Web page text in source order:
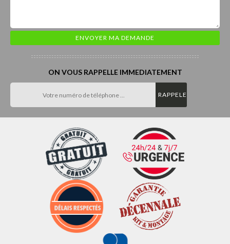
ON VOUS RAPPELLE IMMEDIATEMENT